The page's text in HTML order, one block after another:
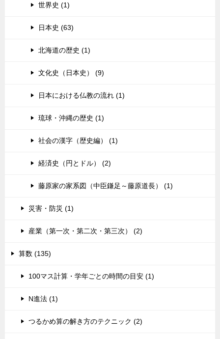
世界史 (1)
日本史 (63)
北海道の歴史 (1)
文化史（日本史） (9)
日本における仏教の流れ (1)
琉球・沖縄の歴史 (1)
社会の漢字（歴史編） (1)
経済史（円とドル） (2)
藤原家の家系図（中臣鎌足～藤原道長） (1)
災害・防災 (1)
産業（第一次・第二次・第三次） (2)
算数 (135)
100マス計算・学年ごとの時間の目安 (1)
N進法 (1)
つるかめ算の解き方のテクニック (2)